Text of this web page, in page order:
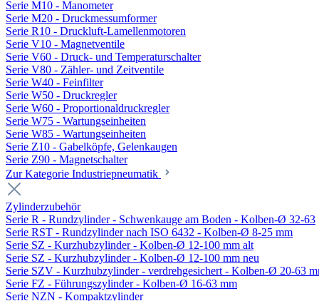
Serie M10 - Manometer
Serie M20 - Druckmessumformer
Serie R10 - Druckluft-Lamellenmotoren
Serie V10 - Magnetventile
Serie V60 - Druck- und Temperaturschalter
Serie V80 - Zähler- und Zeitventile
Serie W40 - Feinfilter
Serie W50 - Druckregler
Serie W60 - Proportionaldruckregler
Serie W75 - Wartungseinheiten
Serie W85 - Wartungseinheiten
Serie Z10 - Gabelköpfe, Gelenkaugen
Serie Z90 - Magnetschalter
Zur Kategorie Industriepneumatik
Zylinderzubehör
Serie R - Rundzylinder - Schwenkauge am Boden - Kolben-Ø 32-63
Serie RST - Rundzylinder nach ISO 6432 - Kolben-Ø 8-25 mm
Serie SZ - Kurzhubzylinder - Kolben-Ø 12-100 mm alt
Serie SZ - Kurzhubzylinder - Kolben-Ø 12-100 mm neu
Serie SZV - Kurzhubzylinder - verdrehgesichert - Kolben-Ø 20-63
Serie FZ - Führungszylinder - Kolben-Ø 16-63 mm
Serie NZN - Kompaktzylinder